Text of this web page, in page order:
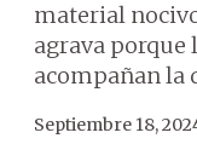
material
agrava porque
acompañan la
Septiembre 18,